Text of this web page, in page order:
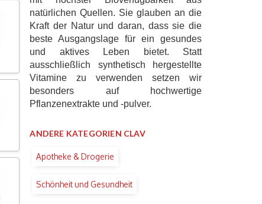
natürlichen Quellen. Sie glauben an die
Kraft der Natur und daran, dass sie die
beste Ausgangslage für ein gesundes
und aktives Leben bietet. Statt
ausschließlich synthetisch hergestellte
Vitamine zu verwenden setzen wir
besonders auf hochwertige
Pflanzenextrakte und -pulver.
ANDERE KATEGORIEN CLAV
Apotheke & Drogerie
Schönheit und Gesundheit